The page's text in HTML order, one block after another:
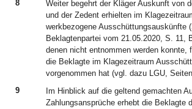
8
Weiter begehrt der Kläger Auskunft von
und der Zedent erhielten im
werkbezogene Ausschüttungsauskünfte
Beklagtenpartei vom 21.05.2020, S. 11,
denen nicht entnommen werden konnte,
die Beklagte im Klagezeitraum
vorgenommen hat (vgl. dazu LGU,
9
Im Hinblick auf die geltend gemachten
Zahlungsansprüche erhebt die Beklagte